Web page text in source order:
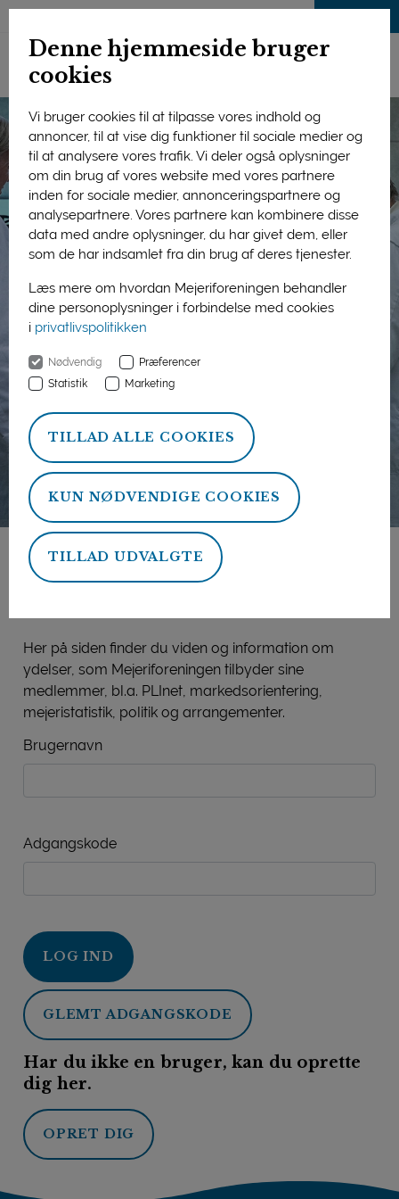
Denne hjemmeside bruger
cookies
Vi bruger cookies til at tilpasse vores indhold og
annoncer, til at vise dig funktioner til sociale medier og
til at analysere vores trafik. Vi deler også oplysninger
om din brug af vores website med vores partnere
inden for sociale medier, annonceringspartnere og
analysepartnere. Vores partnere kan kombinere disse
data med andre oplysninger, du har givet dem, eller
som de har indsamlet fra din brug af deres tjenester.
Læs mere om hvordan Mejeriforeningen behandler
dine personoplysninger i forbindelse med cookies
i privatlivspolitikken
Nødvendig
Præferencer
Statistik
Marketing
TILLAD ALLE COOKIES
KUN NØDVENDIGE COOKIES
TILLAD UDVALGTE
Mejeriforeningens
Her på siden finder du viden og information om
ydelser, som Mejeriforeningen tilbyder sine
medlemmer, bl.a. PLInet, markedsorientering,
mejeristatistik, politik og arrangementer.
Brugernavn
Adgangskode
LOG IND
GLEMT ADGANGSKODE
Har du ikke en bruger, kan du oprette
dig her.
OPRET DIG